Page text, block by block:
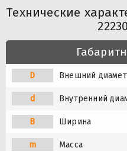
Технические
D Внешний
d Внутренний
B Ширина
m Масса